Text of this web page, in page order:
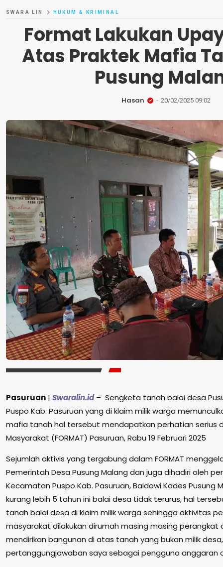
SWARA LIN HUKUM & KRIMINAL
Format Lakukan
Atas Praktek Mafia
Pusung
Hasan 20/02/2025 09:02
Pasuruan | Swaralin.id– Sengketa tanah balai desa
Puspo Kab. Pasuruan yang di klaim milik warga
mafia tanah hal tersebut mendapatkan perhatian serius
Masyarakat (FORMAT) Pasuruan, Rabu 19 Februari 2025
Sejumlah aktivis yang tergabung dalam FORMAT
Pemerintah Desa Pusung Malang dan juga dihadiri oleh
Kecamatan Puspo Kab. Pasuruan, Baidowi Kades Pusung
kurang lebih 5 tahun ini balai desa tidak terurus, hal
tanah balai desa di klaim milik warga sehingga aktivitas
masyarakat dilakukan dirumah masing masing perangkat
mendirikan bangunan di atas tanah yang bukan milik
pertanggungjawaban saya sebagai pengguna anggaran